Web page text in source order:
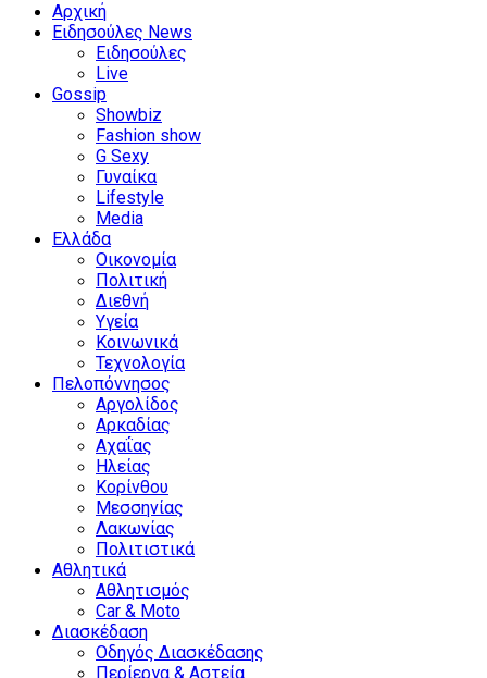
Αρχική
Ειδησούλες News
Ειδησούλες
Live
Gossip
Showbiz
Fashion show
G Sexy
Γυναίκα
Lifestyle
Media
Ελλάδα
Οικονομία
Πολιτική
Διεθνή
Υγεία
Κοινωνικά
Τεχνολογία
Πελοπόννησος
Αργολίδος
Αρκαδίας
Αχαΐας
Ηλείας
Κορίνθου
Μεσσηνίας
Λακωνίας
Πολιτιστικά
Αθλητικά
Αθλητισμός
Car & Moto
Διασκέδαση
Οδηγός Διασκέδασης
Περίεργα & Αστεία